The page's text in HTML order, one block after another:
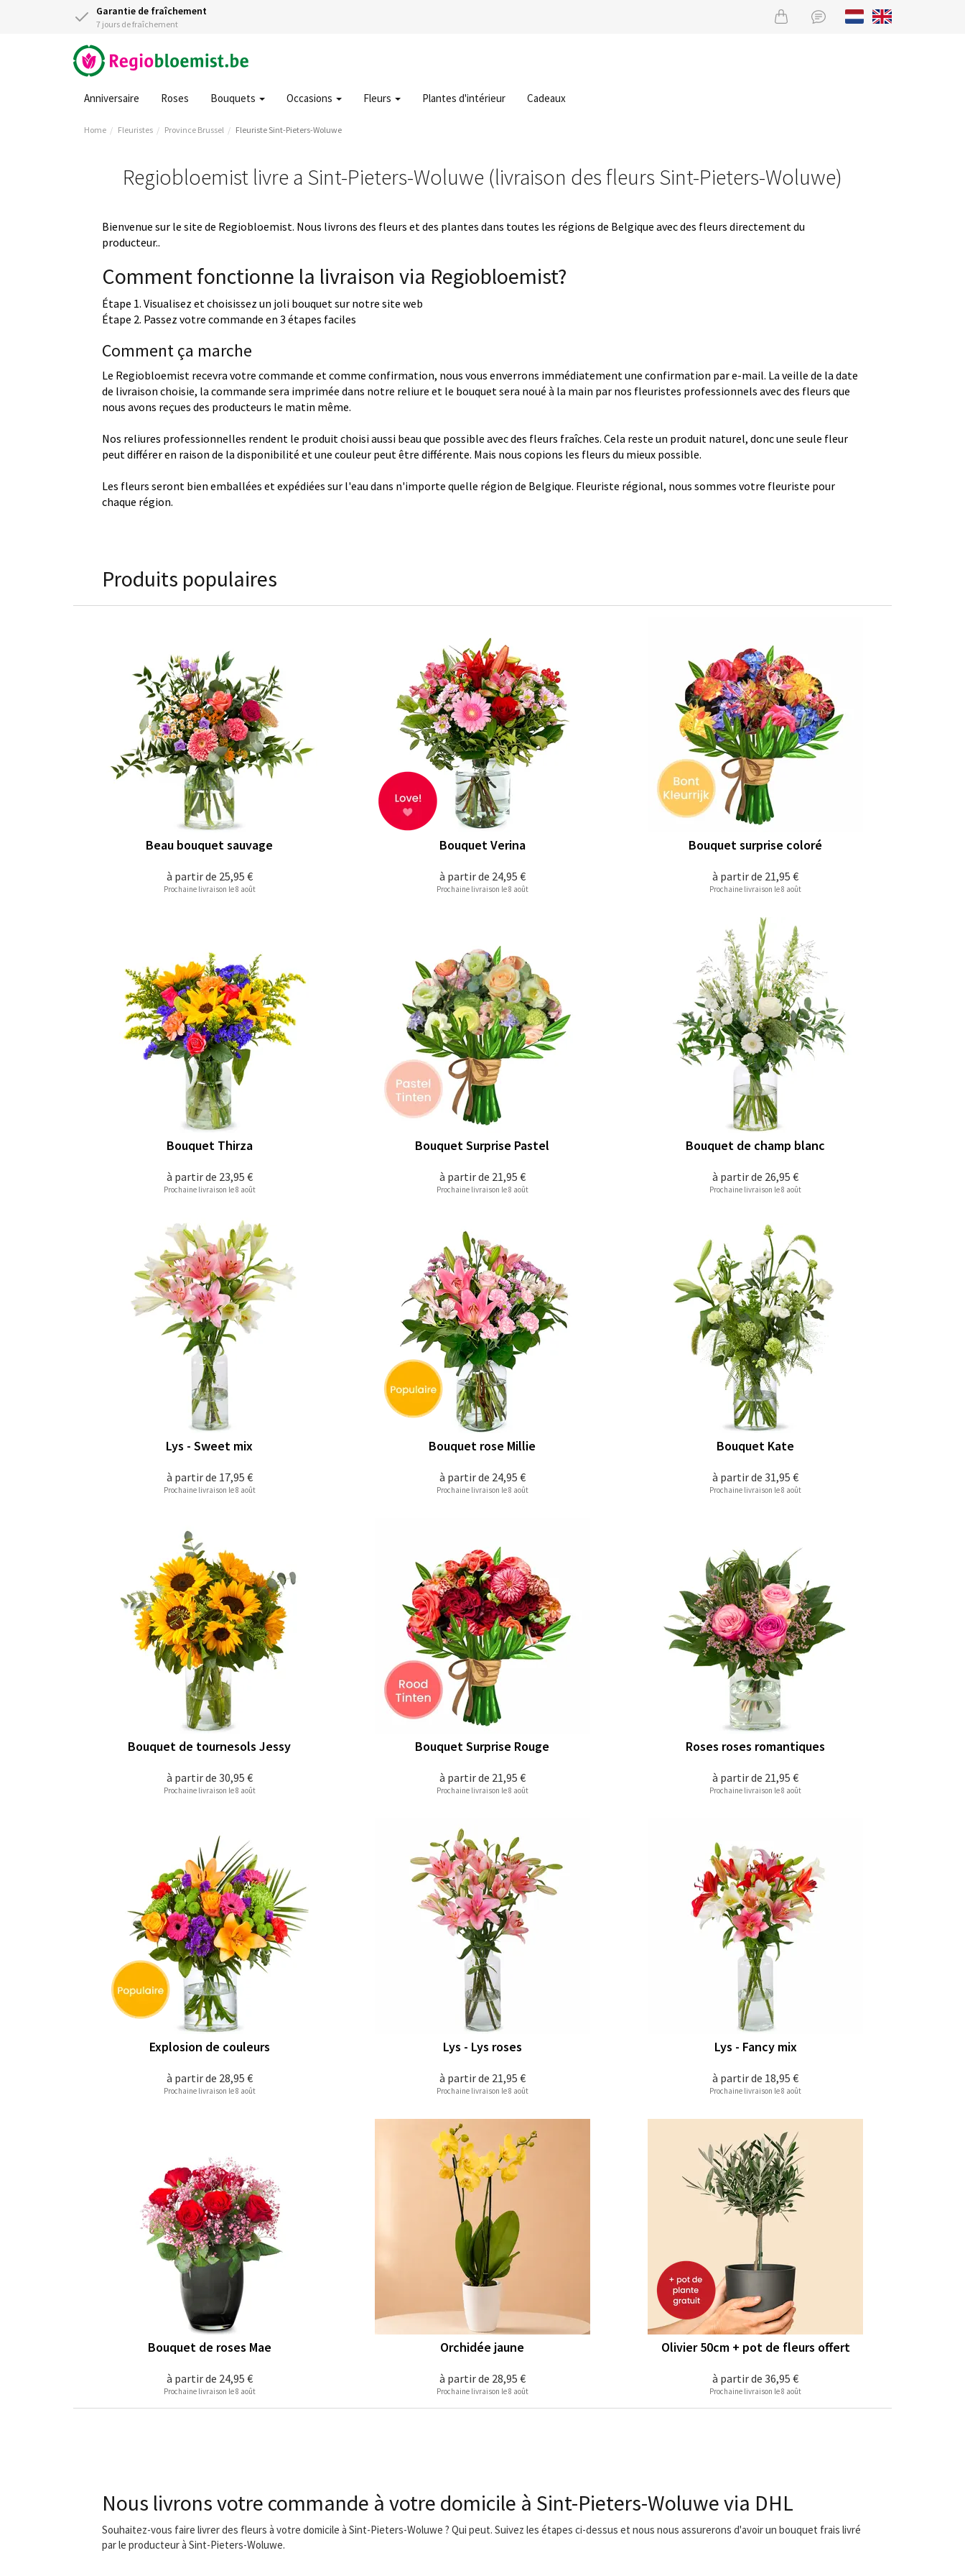
Garantie de fraîchement
7 jours de fraîchement
Anniversaire Roses Bouquets Occasions Fleurs Plantes d'intérieur Cadeaux
Home Fleuristes Province Brussel Fleuriste Sint-Pieters-Woluwe
Regiobloemist livre a Sint-Pieters-Woluwe (livraison des fleurs Sint-Pieters-Woluwe)
Bienvenue sur le site de Regiobloemist. Nous livrons des fleurs et des plantes dans toutes les régions de Belgique avec des fleurs directement du
producteur..
Comment fonctionne la livraison via Regiobloemist?
Étape 1. Visualisez et choisissez un joli bouquet sur notre site web
Étape 2. Passez votre commande en 3 étapes faciles
Comment ça marche
Le Regiobloemist recevra votre commande et comme confirmation, nous vous enverrons immédiatement une confirmation par e-mail. La veille de la date
de livraison choisie, la commande sera imprimée dans notre reliure et le bouquet sera noué à la main par nos fleuristes professionnels avec des fleurs que
nous avons reçues des producteurs le matin même.
Nos reliures professionnelles rendent le produit choisi aussi beau que possible avec des fleurs fraîches. Cela reste un produit naturel, donc une seule fleur
peut différer en raison de la disponibilité et une couleur peut être différente. Mais nous copions les fleurs du mieux possible.
Les fleurs seront bien emballées et expédiées sur l'eau dans n'importe quelle région de Belgique. Fleuriste régional, nous sommes votre fleuriste pour
chaque région.
Produits populaires
à partir de 25,95 €
Beau bouquet sauvage
Prochaine livraison le 8 août
à partir de 24,95 €
Bouquet Verina
Prochaine livraison le 8 août
à partir de 21,95 €
Bouquet surprise coloré
Prochaine livraison le 8 août
à partir de 23,95 €
Bouquet Thirza
Prochaine livraison le 8 août
à partir de 21,95 €
Bouquet Surprise Pastel
Prochaine livraison le 8 août
à partir de 26,95 €
Bouquet de champ blanc
Prochaine livraison le 8 août
à partir de 17,95 €
Lys - Sweet mix
Prochaine livraison le 8 août
à partir de 24,95 €
Bouquet rose Millie
Prochaine livraison le 8 août
à partir de 31,95 €
Bouquet Kate
Prochaine livraison le 8 août
à partir de 30,95 €
Bouquet de tournesols Jessy
Prochaine livraison le 8 août
à partir de 21,95 €
Bouquet Surprise Rouge
Prochaine livraison le 8 août
à partir de 21,95 €
Roses roses romantiques
Prochaine livraison le 8 août
à partir de 28,95 €
Explosion de couleurs
Prochaine livraison le 8 août
à partir de 21,95 €
Lys - Lys roses
Prochaine livraison le 8 août
à partir de 18,95 €
Lys - Fancy mix
Prochaine livraison le 8 août
à partir de 24,95 €
Bouquet de roses Mae
Prochaine livraison le 8 août
à partir de 28,95 €
Orchidée jaune
Prochaine livraison le 8 août
à partir de 36,95 €
Olivier 50cm + pot de fleurs offert
Prochaine livraison le 8 août
Nous livrons votre commande à votre domicile à Sint-Pieters-Woluwe via DHL
Souhaitez-vous faire livrer des fleurs à votre domicile à Sint-Pieters-Woluwe ? Qui peut. Suivez les étapes ci-dessus et nous nous assurerons d'avoir un bouquet frais livré
par le producteur à Sint-Pieters-Woluwe.